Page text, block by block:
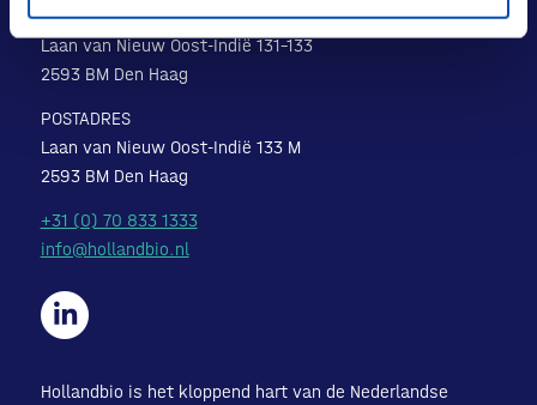
BEZOEKADRES
Laan van Nieuw Oost-Indië 131-133
2593 BM Den Haag
POSTADRES
Laan van Nieuw Oost-Indië 133 M
2593 BM Den Haag
+31 (0) 70 833 1333
info@hollandbio.nl
Hollandbio is het kloppend hart van de Nederlandse